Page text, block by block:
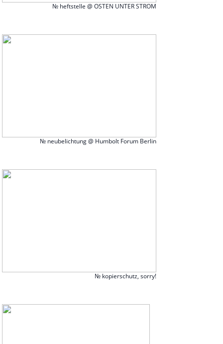
№ heftstelle @ OSTEN UNTER STROM
№ neubelichtung @ Humbolt Forum Berlin
№ kopierschutz, sorry!